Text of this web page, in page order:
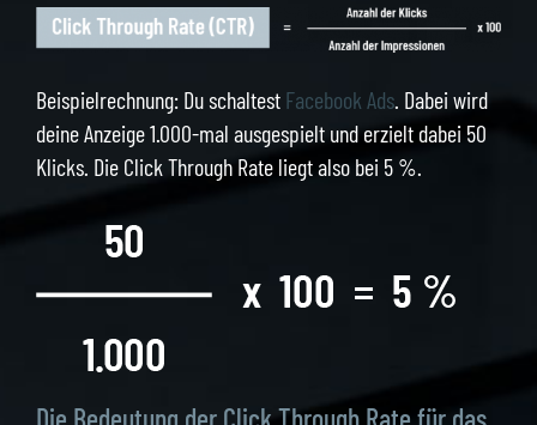
Beispielrechnung: Du schaltest Facebook Ads. Dabei wird
deine Anzeige 1.000-mal ausgespielt und erzielt dabei 50
Klicks. Die Click Through Rate liegt also bei 5 %.